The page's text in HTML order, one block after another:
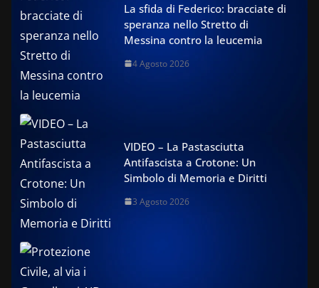
La sfida di Federico: bracciate di
speranza nello Stretto di
Messina contro la leucemia
4 Agosto 2026
VIDEO – La Pastasciutta
Antifascista a Crotone: Un
Simbolo di Memoria e Diritti
3 Agosto 2026